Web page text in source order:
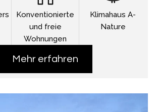
Konventionierte
und freie
Wohnungen
Klimahaus A-
Nature
Mehr erfahren